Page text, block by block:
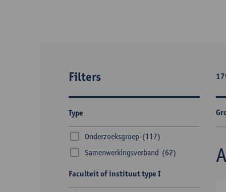
Filters
Type
Onderzoeksgroep (117)
Samenwerkingsverband (62)
Faculteit of instituut type I